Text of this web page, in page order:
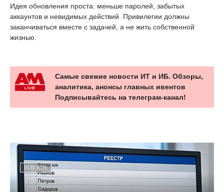
Идея обновления проста: меньше паролей, забытых
аккаунтов и невидимых действий. Привилегии должны
заканчиваться вместе с задачей, а не жить собственной
жизнью.
Самые свежие новости ИТ и ИБ. Обзоры,
аналитика, анонсы главных ивентов
Подписывайтесь на телеграм-канал!
НОВОСТЬ